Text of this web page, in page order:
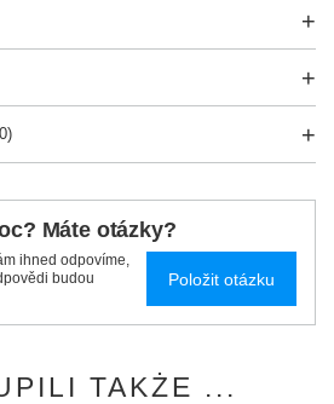
Máte otázky?
ihned odpovíme,
budou
Položit otázku
TAKŻE ...